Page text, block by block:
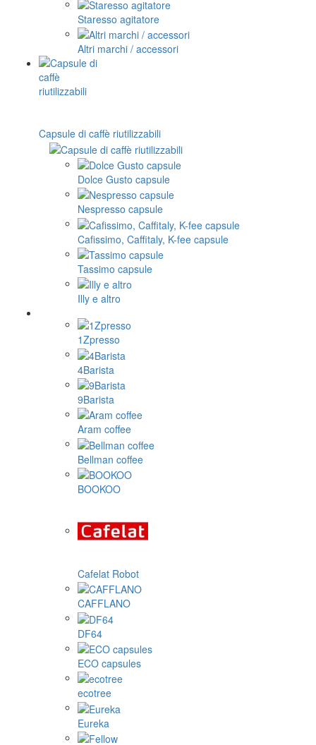
Staresso agitatore
Altri marchi / accessori
Capsule di caffè riutilizzabili
Dolce Gusto capsule
Nespresso capsule
Cafissimo, Caffitaly, K-fee capsule
Tassimo capsule
Illy e altro
1Zpresso
4Barista
9Barista
Aram coffee
Bellman coffee
BOOKOO
Cafelat Robot
CAFFLANO
DF64
ECO capsules
ecotree
Eureka